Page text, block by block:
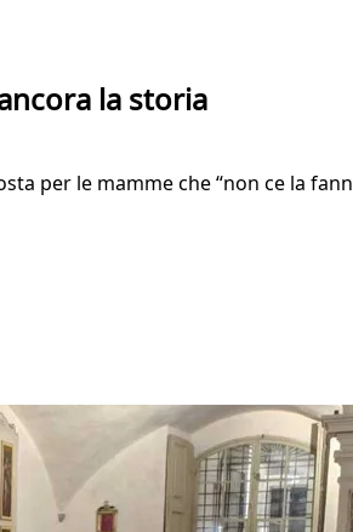
la storia
per le mamme che “non ce la